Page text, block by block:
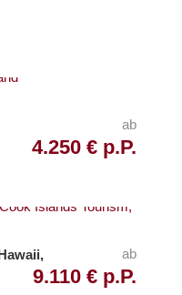
ab
4.250 € p.P.
ab
9.110 € p.P.